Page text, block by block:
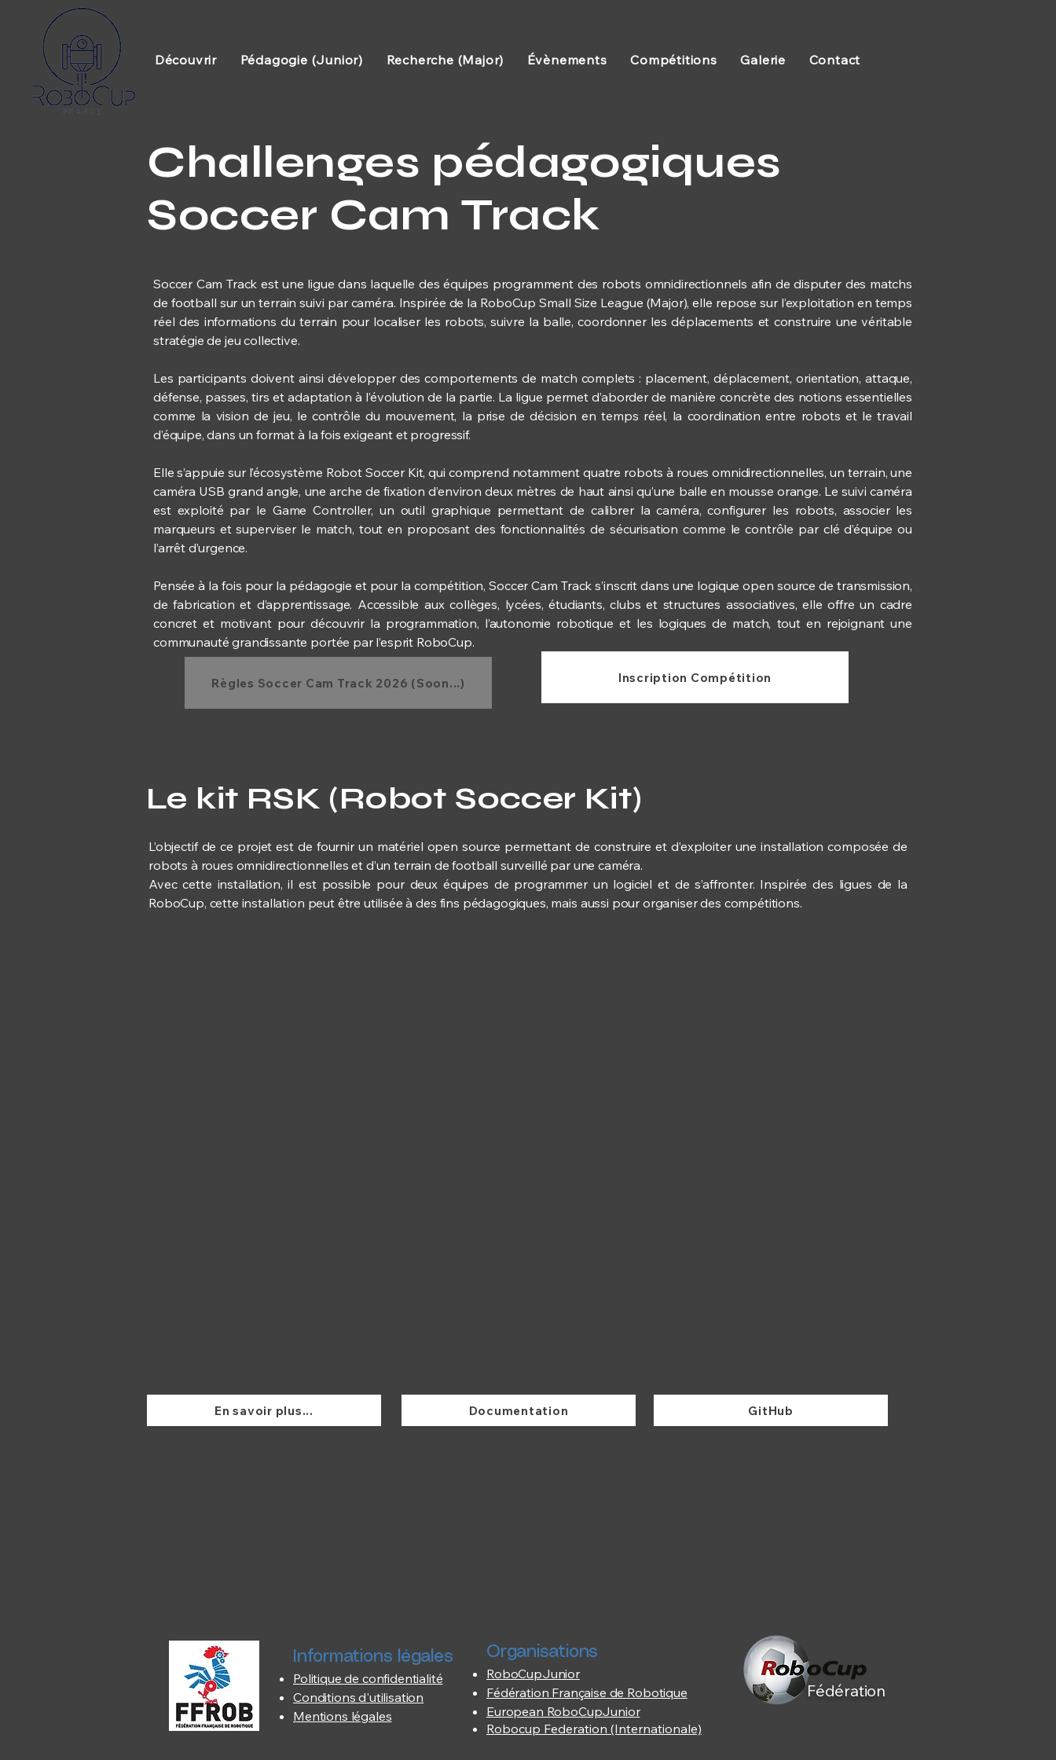
Découvrir Pédagogie (Junior) Recherche (Major) Évènements Compétitions Galerie Contact
Challenges pédagogiques
Soccer Cam Track
Soccer Cam Track est une ligue dans laquelle des équipes programment des robots omnidirectionnels afin de disputer des matchs
de football sur un terrain suivi par caméra. Inspirée de la RoboCup Small Size League (Major), elle repose sur l’exploitation en temps
réel des informations du terrain pour localiser les robots, suivre la balle, coordonner les déplacements et construire une véritable
stratégie de jeu collective.
Les participants doivent ainsi développer des comportements de match complets : placement, déplacement, orientation, attaque,
défense, passes, tirs et adaptation à l’évolution de la partie. La ligue permet d’aborder de manière concrète des notions essentielles
comme la vision de jeu, le contrôle du mouvement, la prise de décision en temps réel, la coordination entre robots et le travail
d’équipe, dans un format à la fois exigeant et progressif.
Elle s’appuie sur l’écosystème Robot Soccer Kit, qui comprend notamment quatre robots à roues omnidirectionnelles, un terrain, une
caméra USB grand angle, une arche de fixation d’environ deux mètres de haut ainsi qu’une balle en mousse orange. Le suivi caméra
est exploité par le Game Controller, un outil graphique permettant de calibrer la caméra, configurer les robots, associer les
marqueurs et superviser le match, tout en proposant des fonctionnalités de sécurisation comme le contrôle par clé d’équipe ou
l’arrêt d’urgence.
Pensée à la fois pour la pédagogie et pour la compétition, Soccer Cam Track s’inscrit dans une logique open source de transmission,
de fabrication et d’apprentissage. Accessible aux collèges, lycées, étudiants, clubs et structures associatives, elle offre un cadre
concret et motivant pour découvrir la programmation, l’autonomie robotique et les logiques de match, tout en rejoignant une
communauté grandissante portée par l’esprit RoboCup.​​
Règles Soccer Cam Track 2026 (Soon...) Inscription Compétition
Le kit RSK (Robot Soccer Kit)
L’objectif de ce projet est de fournir un matériel open source permettant de construire et d’exploiter une installation composée de
robots à roues omnidirectionnelles et d’un terrain de football surveillé par une caméra.
Avec cette installation, il est possible pour deux équipes de programmer un logiciel et de s’affronter. Inspirée des ligues de la
RoboCup, cette installation peut être utilisée à des fins pédagogiques, mais aussi pour organiser des compétitions.
En savoir plus... Documentation GitHub
Informations légales
Politique de confidentialité
Conditions d'utilisation
Mentions légales
Organisations
RoboCupJunior
Fédération Française de Robotique
European RoboCupJunior
Robocup Federation (Internationale)
Fédération